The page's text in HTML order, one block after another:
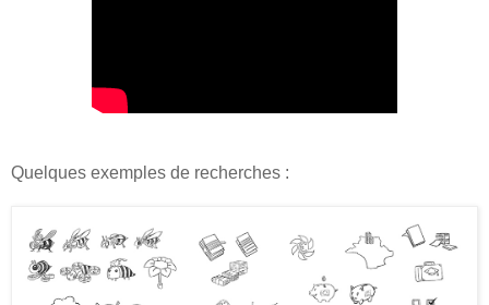
Quelques exemples de recherches :